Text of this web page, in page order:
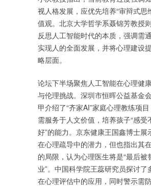
视人格发展，应优先培养“审辩式思
值观。北京大学哲学系聂锦芳教授
反思人工智能时代的本质，强调需
实现人的全面发展，并将心理建设
略层面。
论坛下半场聚焦人工智能在心理健
与伦理挑战。深圳市恒晖公益基金
甲介绍了“齐家AI”家庭心理教练项
需服务于人文价值，培养孩子“感受
好”的能力。京东健康王国鑫博士展
在心理疏导中的潜力，但也指出其
的局限，认为心理医生将是“最后被
业”。中国科学院王蕊研究员探讨了
在心理评估中的应用，同时警示需